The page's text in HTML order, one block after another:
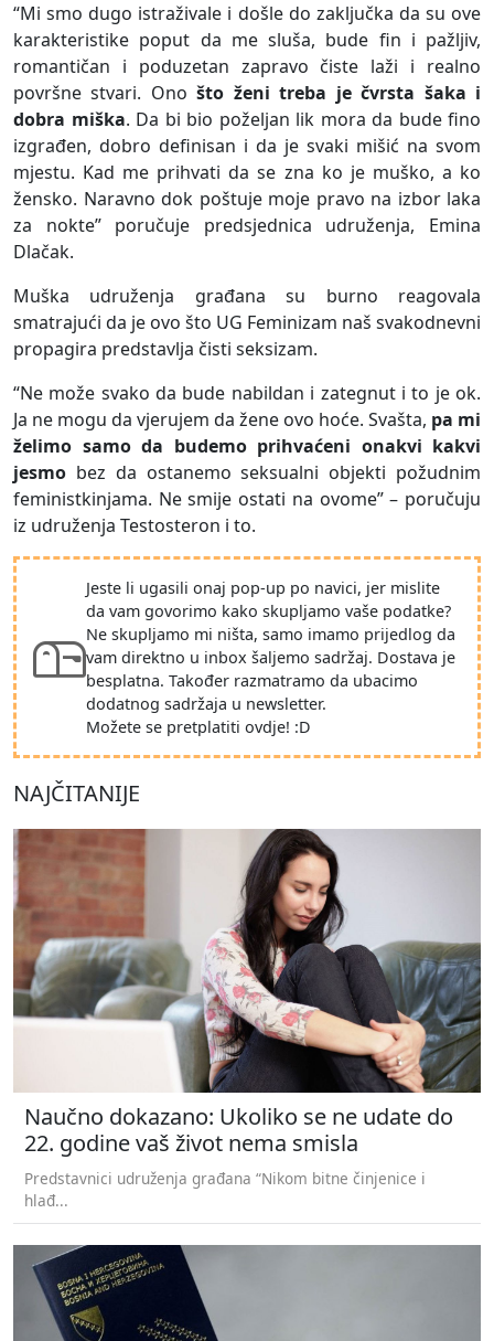
“Mi smo dugo istraživale i došle do zaključka da su ove
karakteristike poput da me sluša, bude fin i pažljiv,
romantičan i poduzetan zapravo čiste laži i realno
površne stvari. Onošto ženi treba je čvrsta šaka i
dobra miška. Da bi bio poželjan lik mora da bude fino
izgrađen, dobro definisan i da je svaki mišić na svom
mjestu. Kad me prihvati da se zna ko je muško, a ko
žensko. Naravno dok poštuje moje pravo na izbor laka
za nokte” poručuje predsjednica udruženja, Emina
Dlačak.
Muška udruženja građana su burno reagovala
smatrajući da je ovo što UG Feminizam naš svakodnevni
propagira predstavlja čisti seksizam.
“Ne može svako da bude nabildan i zategnut i to je ok.
Ja ne mogu da vjerujem da žene ovo hoće. Svašta, pa mi
želimo samo da budemo prihvaćeni onakvi kakvi
jesmo bez da ostanemo seksualni objekti požudnim
feministkinjama. Ne smije ostati na ovome” – poručuju
iz udruženja Testosteron i to.
Jeste li ugasili onaj pop-up po navici, jer mislite
da vam govorimo kako skupljamo vaše podatke?
Ne skupljamo mi ništa, samo imamo prijedlog da
vam direktno u inbox šaljemo sadržaj. Dostava je
besplatna. Također razmatramo da ubacimo
dodatnog sadržaja u newsletter.
Možete se pretplatiti ovdje! :D
NAJČITANIJE
Naučno dokazano: Ukoliko se ne udate do
22. godine vaš život nema smisla
Predstavnici udruženja građana “Nikom bitne činjenice i
hlađ...